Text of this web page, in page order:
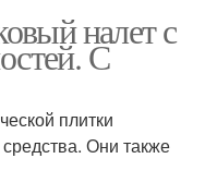
налет с
С
плитки
Они также